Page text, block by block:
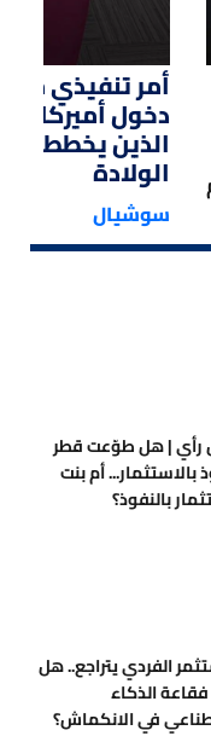
أمر تنفيذي من
دخول أميركا
الذين يخططون
الولادة
سوشيال
رأي | هل طوّعت قطر
بالاستثمار... أم بنت
بالنفوذ؟
الفردي يتراجع.. هل
الذكاء
في الانكماش؟